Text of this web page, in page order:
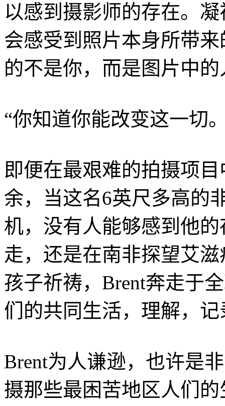
以感到摄影师的存在。
会感受到照片本身所带
的不是你，而是图片中
“你知道你能改变这一切
即便在最艰难的拍摄项
余，当这名6英尺多高的
机，没有人能够感到他
走，还是在南非探望艾
孩子祈祷，Brent奔走于
们的共同生活，理解，
Brent为人谦逊，也许是
摄那些最困苦地区人们